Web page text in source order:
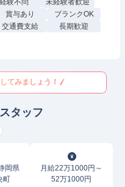
経験不問
未経験者歓迎
賞与あり
ブランクOK
交通費支給
長期歓迎
てみましょう！
タッフ
岡県
町
月給22万1000円～
52万1000円